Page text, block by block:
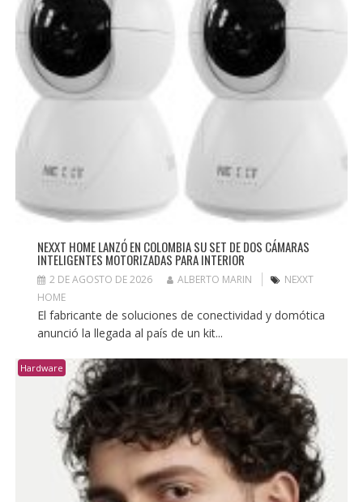
NEXXT HOME LANZÓ EN COLOMBIA SU SET DE DOS CÁMARAS
INTELIGENTES MOTORIZADAS PARA INTERIOR
2 DE AGOSTO DE 2026 ALBERTO MARIN
NEXXT
HOME
El fabricante de soluciones de conectividad y domótica
anunció la llegada al país de un kit...
Hardware